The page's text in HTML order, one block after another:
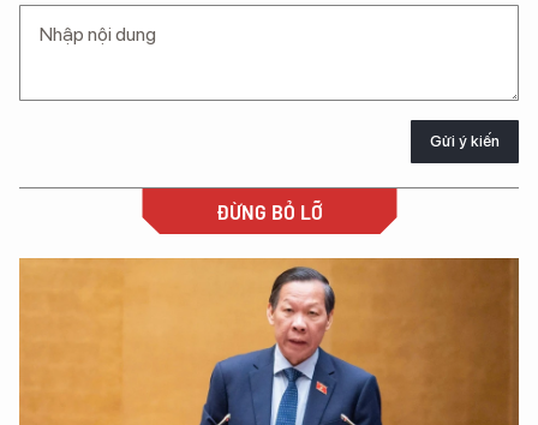
Gửi ý kiến
ĐỪNG BỎ LỠ